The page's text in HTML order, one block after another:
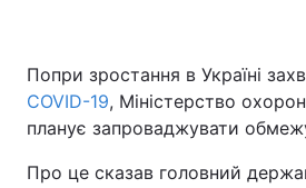
Головна Війна
Україна
Економіка Світ
Попри зростання в Україні
COVID-19, Міністерство
планує запроваджувати
Про це сказав головний